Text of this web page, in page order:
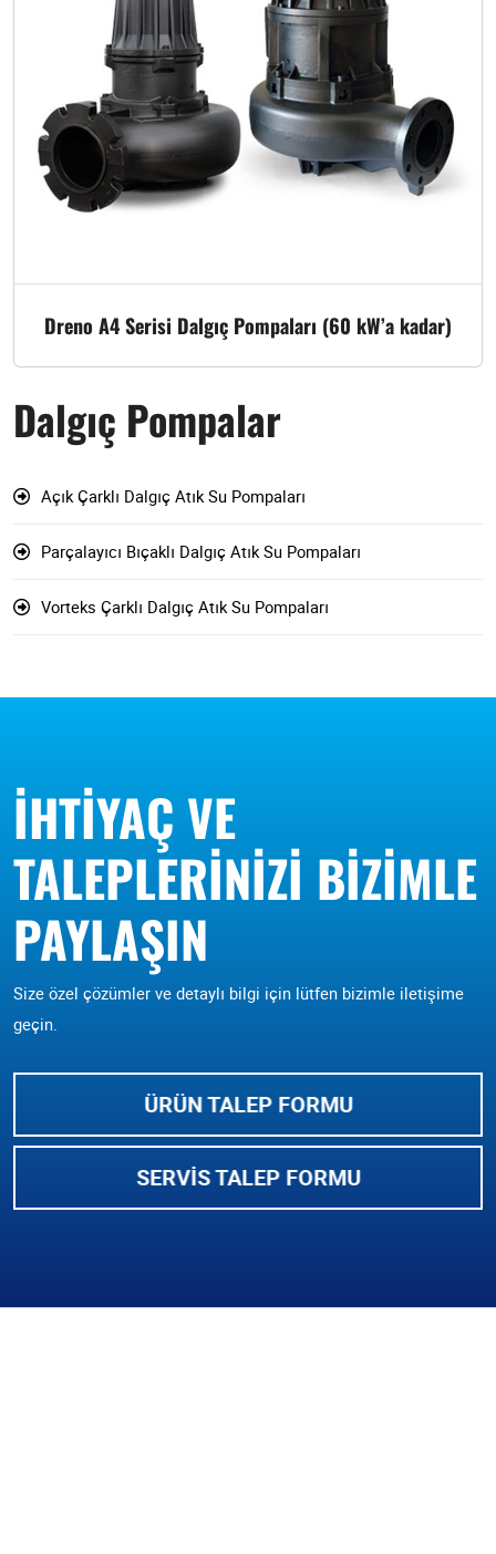
Dreno A4 Serisi Dalgıç Pompaları (60 kW’a kadar)
Dalgıç Pompalar
Açık Çarklı Dalgıç Atık Su Pompaları
Parçalayıcı Bıçaklı Dalgıç Atık Su Pompaları
Vorteks Çarklı Dalgıç Atık Su Pompaları
İHTIYAÇ VE
TALEPLERINIZI BIZIMLE
PAYLAŞIN
Size özel çözümler ve detaylı bilgi için lütfen bizimle iletişime
geçin.
ÜRÜN TALEP FORMU
SERVIS TALEP FORMU